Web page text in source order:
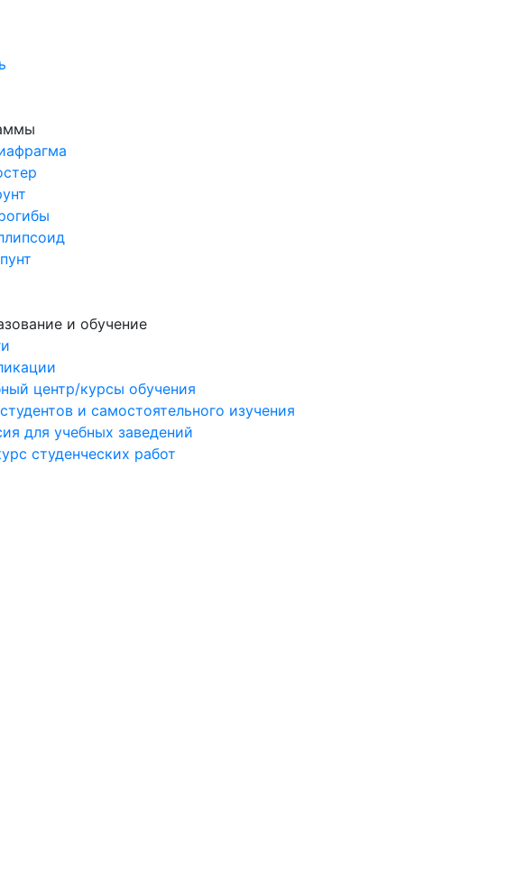
и обучение
центр/курсы обучения
и самостоятельного изучения
для учебных заведений
студенческих работ